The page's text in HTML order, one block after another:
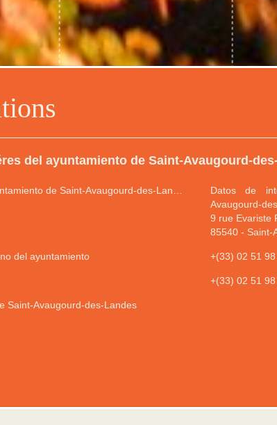
del ayuntamiento de Saint-Avaugourd-
Datos de
Avaugourd-
9 rue Evariste
85540- Saint-
del ayuntamiento +(33) 02 51 98
+(33) 02 51
Saint-Avaugourd-des-Landes